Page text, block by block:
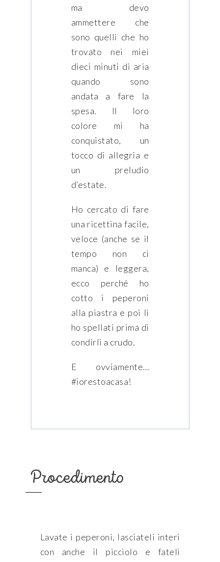
ma devo
ammettere che
sono quelli che ho
trovato nei miei
dieci minuti di aria
quando sono
andata a fare la
spesa. Il loro
colore mi ha
conquistato, un
tocco di allegria e
un preludio
d’estate.
Ho cercato di fare
una ricettina facile,
veloce (anche se il
tempo non ci
manca) e leggera,
ecco perché ho
cotto i peperoni
alla piastra e poi li
ho spellati prima di
condirli a crudo.
E ovviamente…
#iorestoacasa!
Procedimento
Lavate i peperoni, lasciateli interi
con anche il picciolo e fateli